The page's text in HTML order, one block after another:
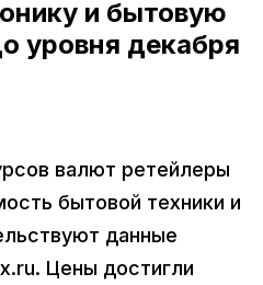
и бытовую
уровня декабря
валют ретейлеры
бытовой техники и
данные
Цены достигли